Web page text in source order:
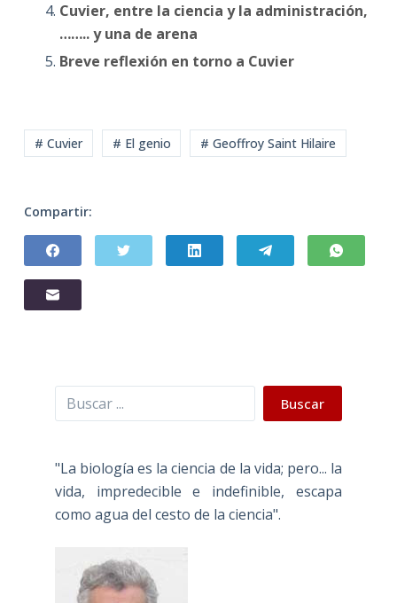
Cuvier, entre la ciencia y la administración,
…….. y una de arena
Breve reflexión en torno a Cuvier
# Cuvier # El genio # Geoffroy Saint Hilaire
Compartir:
Buscar Buscar
"La biología es la ciencia de la vida; pero... la
vida, impredecible e indefinible, escapa
como agua del cesto de la ciencia".